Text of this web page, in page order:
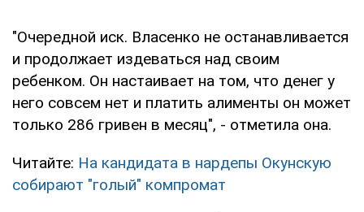
"Очередной иск. Власенко не останавливается
и продолжает издеваться над своим
ребенком. Он настаивает на том, что денег у
него совсем нет и платить алименты он может
только 286 гривен в месяц", - отметила она.
Читайте: На кандидата в нардепы Окунскую
собирают "голый" компромат